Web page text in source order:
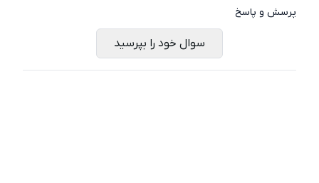
پرسش و پاسخ
سوال خود را بپرسید